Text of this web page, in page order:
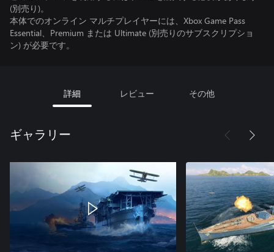
(別売り)。
本体でのオンライン マルチプレイヤーには、Xbox Game Pass
Essential、Premium または Ultimate (別売りのサブスクリプショ
ン) が必要です。
詳細 レビュー その他
ギャラリー